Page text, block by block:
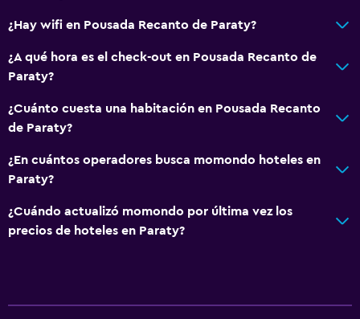
¿Hay wifi en Pousada Recanto de Paraty?
¿A qué hora es el check-out en Pousada Recanto de
Paraty?
¿Cuánto cuesta una habitación en Pousada Recanto
de Paraty?
¿En cuántos operadores busca momondo hoteles en
Paraty?
¿Cuándo actualizó momondo por última vez los
precios de hoteles en Paraty?